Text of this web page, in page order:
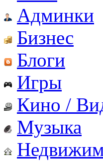
Админки
Бизнес
Блоги
Игры
Кино /
Музыка